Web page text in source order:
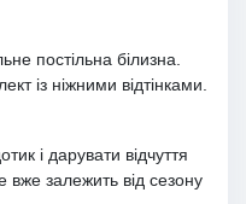
постільна білизна.
із ніжними відтінками.
і дарувати відчуття
залежить від сезону